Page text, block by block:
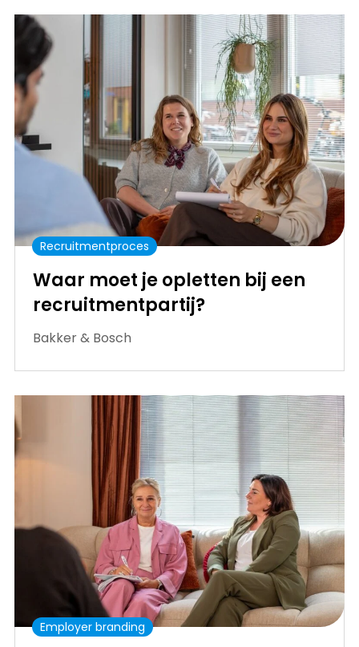
Recruitmentproces
Waar moet je opletten bij een
recruitmentpartij?
Bakker & Bosch
Employer branding